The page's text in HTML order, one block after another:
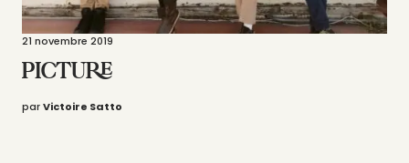
21 novembre 2019
PICTURE
parVictoire Satto